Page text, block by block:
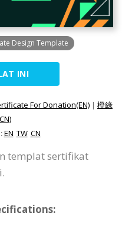
Design Template
INI
For Donation(EN) | 橙綠
EN TW CN
templat sertifikat